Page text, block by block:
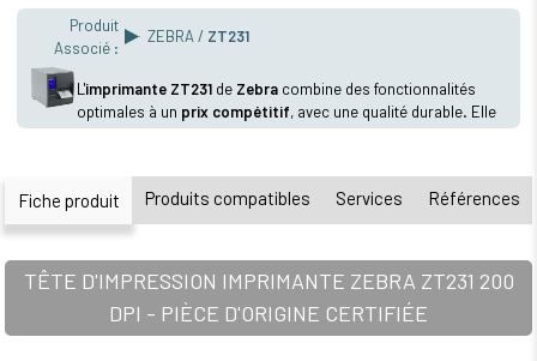
Produit
Associé :
ZEBRA / ZT231
L'imprimante ZT231 de Zebra combine des fonctionnalités
optimales à un prix compétitif, avec une qualité durable. Elle
offre des vitesses d'impression rapides, une haute
Des options comme laRFIDet la connectivité sans fil Wifi
sont disponibles. L'imprimante Zebra ZT231 intègre
également une intelligence avancée et une sécurité renforcée
valeur ajoutée.
Simplifiez la gestion informatique avec la suite logicielle Print
DNA de Zebra, qui permet de configurer, dépanner et
administrer facilement les imprimantes Zebra ZT231, sur site
Fiche produit Produits compatibles Services Références
TÊTE D'IMPRESSION IMPRIMANTE ZEBRA ZT231 200
DPI - PIÈCE D'ORIGINE CERTIFIÉE